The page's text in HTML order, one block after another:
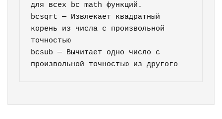
для всех bc math функций.
bcsqrt — Извлекает квадратный
корень из числа с произвольной
точностью
bcsub — Вычитает одно число с
произвольной точностью из другого